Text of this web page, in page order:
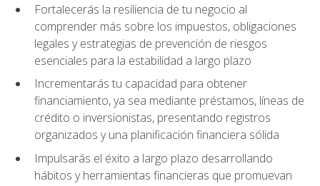
Fortalecerás la resiliencia de tu negocio al
comprender más sobre los impuestos, obligaciones
legales y estrategias de prevención de riesgos
esenciales para la estabilidad a largo plazo
Incrementarás tu capacidad para obtener
financiamiento, ya sea mediante préstamos, líneas de
crédito o inversionistas, presentando registros
organizados y una planificación financiera sólida
Impulsarás el éxito a largo plazo desarrollando
hábitos y herramientas financieras que promuevan